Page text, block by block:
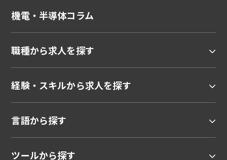
機電・半導体コラム
職種から求人を探す
経験・スキルから求人を探す
言語から探す
ツールから探す